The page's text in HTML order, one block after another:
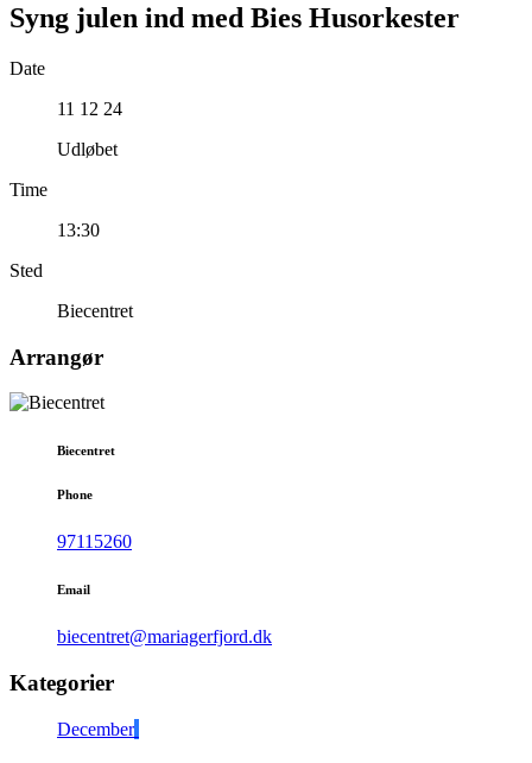
Syng julen ind med Bies Husorkester
Date
11 12 24
Udløbet
Time
13:30
Sted
Biecentret
Arrangør
Biecentret
Phone
97115260
Email
biecentret@mariagerfjord.dk
Kategorier
December